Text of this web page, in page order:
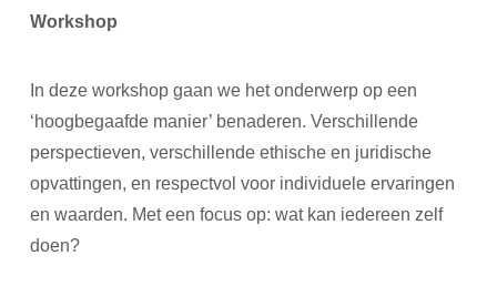
Workshop
In deze workshop gaan we het onderwerp op een
‘hoogbegaafde manier’ benaderen. Verschillende
perspectieven, verschillende ethische en juridische
opvattingen, en respectvol voor individuele ervaringen
en waarden. Met een focus op: wat kan iedereen zelf
doen?